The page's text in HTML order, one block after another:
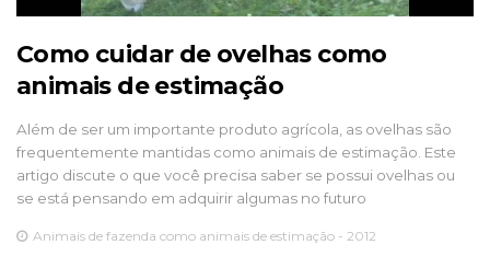
Como cuidar de ovelhas como
animais de estimação
Além de ser um importante produto agrícola, as ovelhas são
frequentemente mantidas como animais de estimação. Este
artigo discute o que você precisa saber se possui ovelhas ou
se está pensando em adquirir algumas no futuro
Animais de fazenda como animais de estimação - 2012